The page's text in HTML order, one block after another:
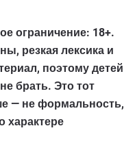
ограничение: 18+.
резкая лексика и
, поэтому детей
брать. Это тот
— не формальность,
характере